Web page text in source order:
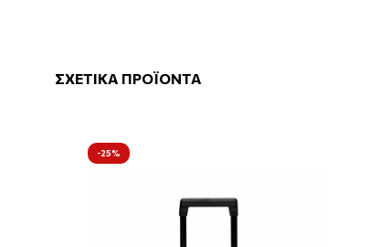
ΣΧΕΤΙΚΑ ΠΡΟΪΟΝΤΑ
-25%